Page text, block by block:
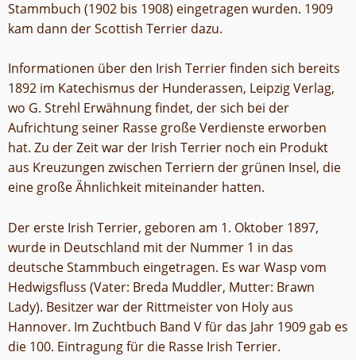
Stammbuch (1902 bis 1908) eingetragen wurden. 1909
kam dann der Scottish Terrier dazu.
Informationen über den Irish Terrier finden sich bereits
1892 im Katechismus der Hunderassen, Leipzig Verlag,
wo G. Strehl Erwähnung findet, der sich bei der
Aufrichtung seiner Rasse große Verdienste erworben
hat. Zu der Zeit war der Irish Terrier noch ein Produkt
aus Kreuzungen zwischen Terriern der grünen Insel, die
eine große Ähnlichkeit miteinander hatten.
Der erste Irish Terrier, geboren am 1. Oktober 1897,
wurde in Deutschland mit der Nummer 1 in das
deutsche Stammbuch eingetragen. Es war Wasp vom
Hedwigsfluss (Vater: Breda Muddler, Mutter: Brawn
Lady). Besitzer war der Rittmeister von Holy aus
Hannover. Im Zuchtbuch Band V für das Jahr 1909 gab es
die 100. Eintragung für die Rasse Irish Terrier.